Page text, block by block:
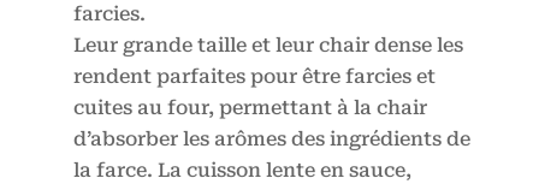
farcies.
Leur grande taille et leur chair dense les
rendent parfaites pour être farcies et
cuites au four, permettant à la chair
d’absorber les arômes des ingrédients de
la farce. La cuisson lente en sauce,